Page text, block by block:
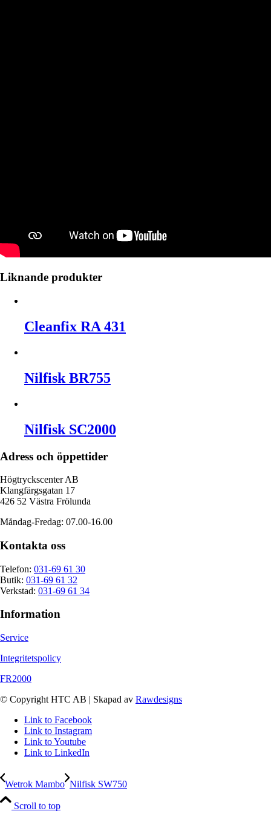
Liknande produkter
Cleanfix RA 431
Nilfisk BR755
Nilfisk SC2000
Adress och öppettider
Högtryckscenter AB
Klangfärgsgatan 17
426 52 Västra Frölunda
Måndag-Fredag: 07.00-16.00
Kontakta oss
Telefon: 031-69 61 30
Butik: 031-69 61 32
Verkstad: 031-69 61 34
Information
Service
Integritetspolicy
FR2000
© Copyright HTC AB | Skapad av Rawdesigns
Link to Facebook
Link to Instagram
Link to Youtube
Link to LinkedIn
Wetrok Mambo Nilfisk SW750
Scroll to top